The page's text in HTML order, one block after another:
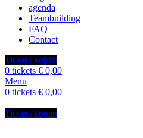
agenda
Teambuilding
FAQ
Contact
Tickets kopen
0 tickets € 0,00
Menu
0 tickets € 0,00
Tickets kopen